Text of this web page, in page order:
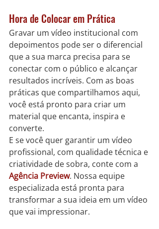
Hora de Colocar em Prática
Gravar um vídeo institucional com
depoimentos pode ser o diferencial
que a sua marca precisa para se
conectar com o público e alcançar
resultados incríveis. Com as boas
práticas que compartilhamos aqui,
você está pronto para criar um
material que encanta, inspira e
converte.
E se você quer garantir um vídeo
profissional, com qualidade técnica e
criatividade de sobra, conte com a
Agência Preview. Nossa equipe
especializada está pronta para
transformar a sua ideia em um vídeo
que vai impressionar.